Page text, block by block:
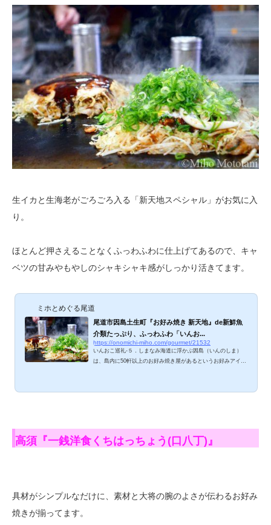
生イカと生海老がごろごろ入る「新天地スペシャル」がお気に入
り。
ほとんど押さえることなくふっわふわに仕上げてあるので、キャ
ベツの甘みやもやしのシャキシャキ感がしっかり活きてます。
ミホとめぐる尾道
尾道市因島土生町『お好み焼き 新天地』de新鮮魚
介類たっぷり、ふっわふわ「いんお...
https://onomichi-miho.com/gourmet/21532
いんおこ巡礼-５．しまなみ海道に浮かぶ因島（いんのしま）
は、島内に50軒以上のお好み焼き屋があるというお好みアイラ
き、ご紹介しますね 新天地のメニューは？ ・やきそば、うど
高須『一銭洋食くちはっちょう(口八丁)』
具材がシンプルなだけに、素材と大将の腕のよさが伝わるお好み
焼きが揃ってます。